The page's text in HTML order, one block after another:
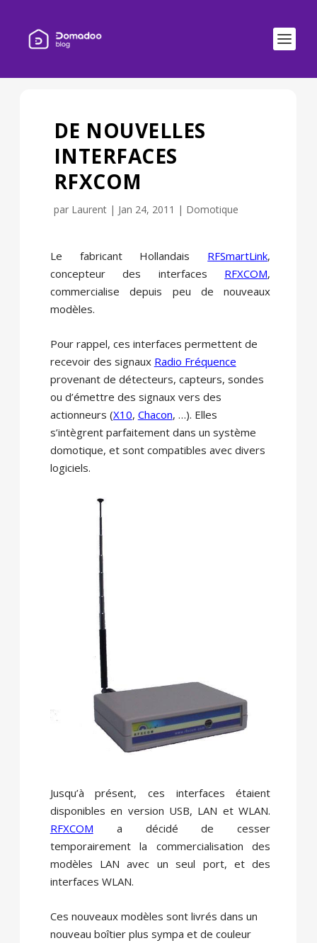
DE NOUVELLES
INTERFACES
RFXCOM
par Laurent| Jan 24, 2011 | Domotique
Le fabricant Hollandais RFSmartLink,
concepteur des interfaces RFXCOM,
commercialise depuis peu de nouveaux
modèles.
Pour rappel, ces interfaces permettent de
recevoir des signaux Radio Fréquence
provenant de détecteurs, capteurs, sondes
ou d’émettre des signaux vers des
actionneurs (X10, Chacon, …). Elles
s’intègrent parfaitement dans un système
domotique, et sont compatibles avec divers
logiciels.
Jusqu’à présent, ces interfaces étaient
disponibles en version USB, LAN et WLAN.
RFXCOM a décidé de cesser
temporairementla commercialisation des
modèles LANavec un seul port, et des
interfaces WLAN.
Ces nouveaux modèles sont livrés dans un
nouveau boîtier plus sympa et de couleur